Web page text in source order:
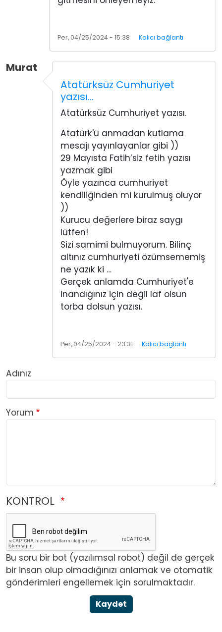
Per, 04/25/2024 - 15:38 Kalıcı bağlantı
Murat
Atatürksüz Cumhuriyet
yazısı…
Atatürksüz Cumhuriyet yazısı.
Atatürk'ü anmadan kutlama
mesajı yayınlayanlar gibi ))
29 Mayısta Fatih’siz fetih yazısı
yazmak gibi
Öyle yazınca cumhuriyet
kendiliğinden mi kurulmuş oluyor
))
Kurucu değerlere biraz saygı
lütfen!
Sizi samimi bulmuyorum. Bilinç
altınız cumhuriyeti özümsememiş
ne yazık ki …
Gerçek anlamda Cumhuriyet'e
inandığınız için değil laf olsun
torba dolsun yazısı.
Per, 04/25/2024 - 23:31 Kalıcı bağlantı
Adınız
Yorum
KONTROL
Bu soru bir bot (yazılımsal robot) değil de gerçek
bir insan olup olmadığınızı anlamak ve otomatik
gönderimleri engellemek için sorulmaktadır.
Kaydet